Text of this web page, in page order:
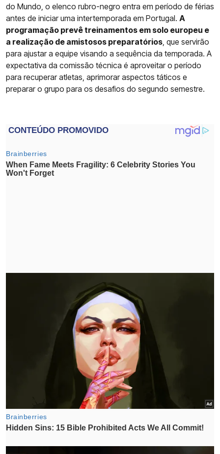
do Mundo, o elenco rubro-negro entra em período de férias
antes de iniciar uma intertemporada em Portugal. A
programação prevê treinamentos em solo europeu e
a realização de amistosos preparatórios , que servirão
para ajustar a equipe visando a sequência da temporada. A
expectativa da comissão técnica é aproveitar o período
para recuperar atletas, aprimorar aspectos táticos e
preparar o grupo para os desafios do segundo semestre.